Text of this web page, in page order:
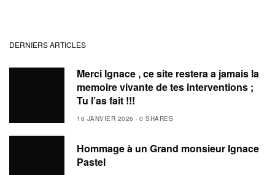
DERNIERS ARTICLES
Merci Ignace , ce site restera a jamais la
memoire vivante de tes interventions ;
Tu l’as fait !!!
16 JANVIER 2026 0 SHARES
Hommage à un Grand monsieur Ignace
Pastel